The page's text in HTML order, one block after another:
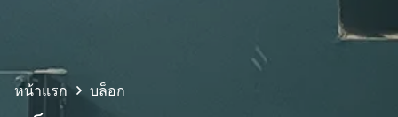
หน้าแรก บล็อก